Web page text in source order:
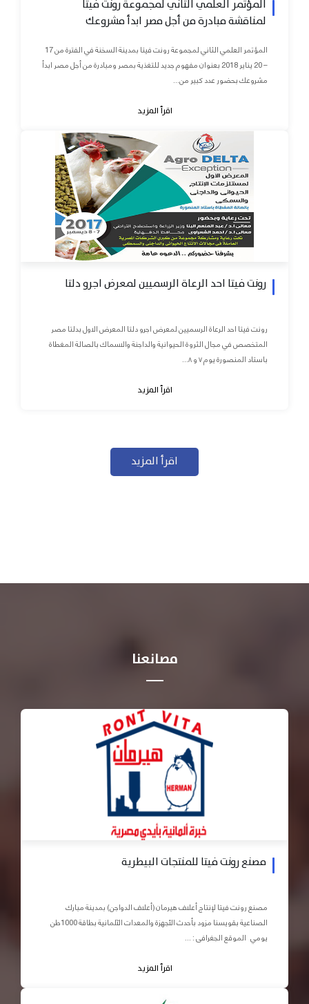
المؤتمر العلمي الثاني لمجموعة رونت فيتا
لمناقشة مبادرة من أجل مصر ابدأ مشروعك
المؤتمر العلمي الثاني لمجموعة رونت فيتا بمدينة السخنة في الفترة من 17
– 20 يناير 2018 بعنوان مفهوم جديد للتغذية بمصر ومبادرة من أجل مصر ابدأ
مشروعك بحضور عدد كبير من...
اقرأ المزيد
رونت فيتا احد الرعاة الرسميين لمعرض اجرو دلتا
رونت فيتا احد الرعاة الرسميين لمعرض اجرو دلتا المعرض الاول بدلتا مصر
المتخصص في مجال الثروة الحيوانية والداجنة والاسماك بالصالة المغطاة
باستاد المنصورة يوم ٧ و ٨...
اقرأ المزيد
اقرأ المزيد
مصانعنا
مصنع رونت فيتا للمنتجات البيطرية
مصنع رونت فيتا لإنتاج أعلاف هيرمان (أعلاف الدواجن) بمدينة مبارك
الصناعية بقويسنا مزود بأحدث الأجهزة والمعدات الآلمانية بطاقة 1000طن
يومي الموقع الجغرافى : ...
اقرأ المزيد